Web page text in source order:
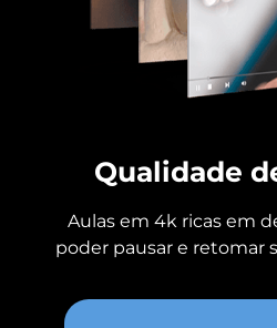
Qualidade
Aulas em 4k ricas em
poder pausar e retomar